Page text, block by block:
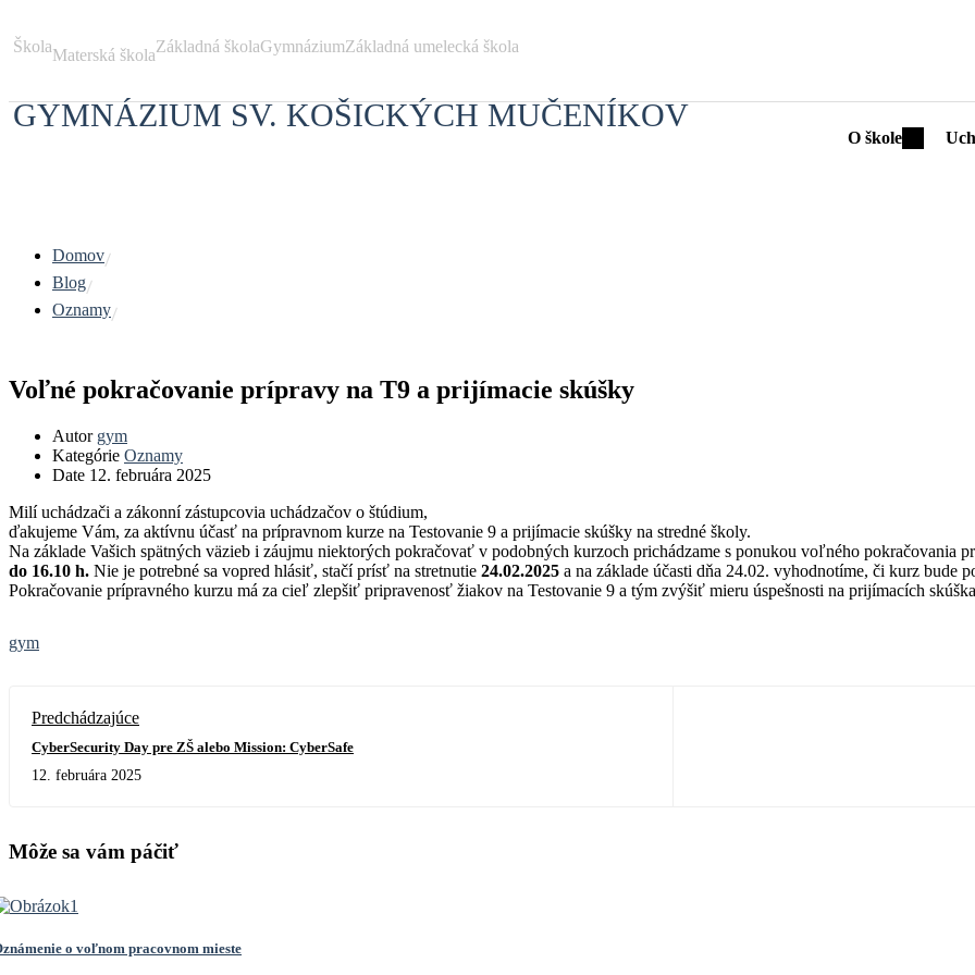
ŠkolaMaterská školaZákladná školaGymnáziumZákladná umelecká škola
GYMNÁZIUMSV. KOŠICKÝCH MUČENÍKOV
O škole
Domov
Blog
Oznamy
Voľné pokračovanie prípravy na T9 a prijímacie skúšky
Autor gym
Kategórie Oznamy
Date 12. februára 2025
Milí uchádzači a zákonní zástupcovia uchádzačov o štúdium,
ďakujeme Vám, za aktívnu účasť na prípravnom kurze na Testovanie 9 a prijímacie skúšky na stredné školy.
Na základe Vašich spätných väzieb i záujmu niektorých pokračovať v podobných kurzoch prichádzame s ponukou voľného pokračovania
do 16.10 h. Nie je potrebné sa vopred hlásiť, stačí prísť na stretnutie 24.02.2025 a na základe účasti dňa 24.02. vyhodnotíme, či kurz bude
Pokračovanie prípravného kurzu má za cieľ zlepšiť pripravenosť žiakov na Testovanie 9 a tým zvýšiť mieru úspešnosti na prijímacích
gym
Predchádzajúce
CyberSecurity Day pre ZŠ alebo Mission: CyberSafe
12. februára 2025
Môže sa vám páčiť
o voľnom pracovnom mieste